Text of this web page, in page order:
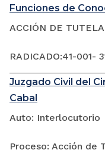
Funciones de
ACCIÓN DE TUTELA
RADICADO:41-001-
Juzgado Civil del
Cabal
Auto: Interlocutorio
Proceso: Acción de